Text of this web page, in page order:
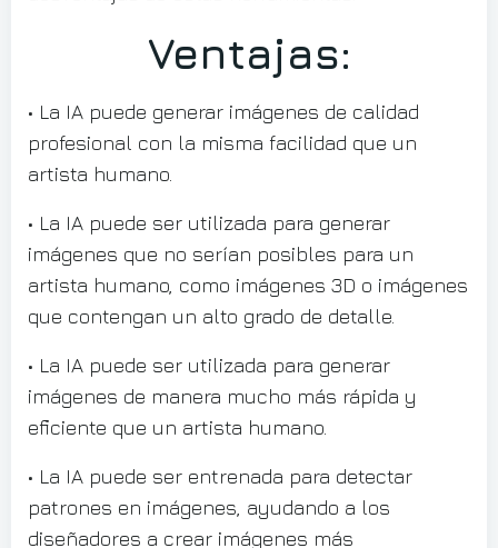
Ventajas:
• La IA puede generar imágenes de calidad
profesional con la misma facilidad que un
artista humano.
• La IA puede ser utilizada para generar
imágenes que no serían posibles para un
artista humano, como imágenes 3D o imágenes
que contengan un alto grado de detalle.
• La IA puede ser utilizada para generar
imágenes de manera mucho más rápida y
eficiente que un artista humano.
• La IA puede ser entrenada para detectar
patrones en imágenes, ayudando a los
diseñadores a crear imágenes más